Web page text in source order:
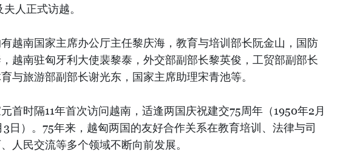
人正式访越。
越南国家主席办公厅主任黎庆海，教育与培训部长阮金山，国防
越南驻匈牙利大使裴黎泰，外交部副部长黎英俊，工贸部副部长
与旅游部副部长谢光东，国家主席助理宋青池等。
首时隔11年首次访问越南，适逢两国庆祝建交75周年（1950年2月
日）。75年来，越匈两国的友好合作关系在教育培训、法律与司
人民交流等多个领域不断向前发展。